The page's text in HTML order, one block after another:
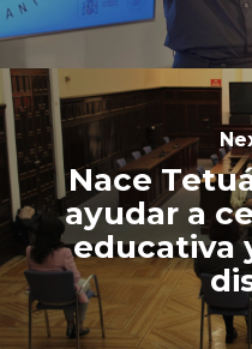
Nace
ayudar a
educativa